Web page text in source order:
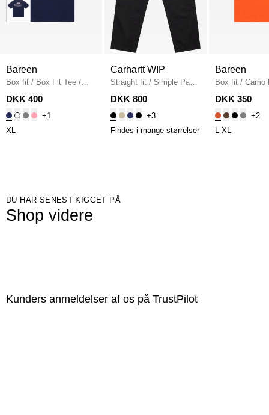
Bareen
Box fit / Box Fit Tee /
NAVY
DKK 400
+1
XL
Carhartt WIP
Straight fit / Simple Pant
I020075 / BLACK
DKK 800
+3
Findes i mange størrelser
Bareen
Box fit / Camo
Fit T-shirt /
DKK 350
+2
XL
DU HAR SENEST KIGGET PÅ
Shop videre
Kunders anmeldelser af os på TrustPilot